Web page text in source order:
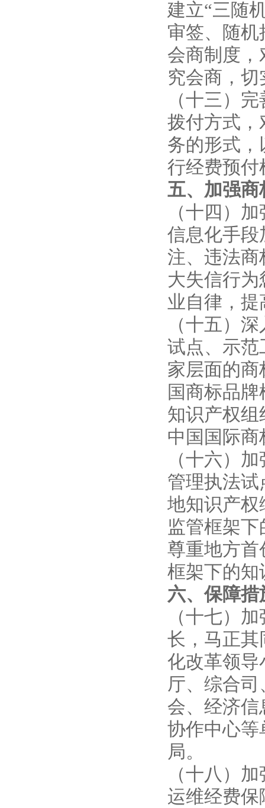
建立“三随
审签、随
会商制度
究会商，
（十三）
拨付方式，
务的形式
行经费预付
五、加强商
（十四）
信息化手段
注、违法商
大失信行
业自律，
（十五）
试点、示范
家层面的
国商标品
知识产权组
中国国际
（十六）
管理执法
地知识产权
监管框架
尊重地方首
框架下的知
六、保障措
（十七）
长，马正其
化改革领导
厅、综合
会、经济
协作中心等
局。
（十八）
运维经费